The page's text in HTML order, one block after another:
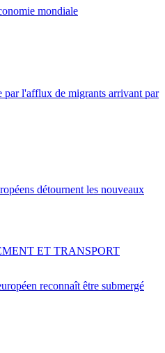
mondiale
par l'afflux de migrants arrivant par
détournent les nouveaux
reconnaît être submergé
ET TRANSPORT